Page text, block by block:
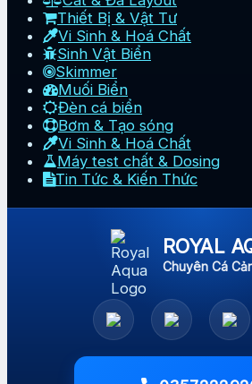
Thiết Bị & Vật Tư
Vi Sinh & Hoá Chất
Sinh Vật Biển
Skimmer
Muối Biển
Đèn cá biển
Bơm & Tạo sóng
Vi Sinh & Hoá Chất
Máy test chất & Dosing
Tin Tức & Kiến Thức
ROYAL
Chuyên Cá